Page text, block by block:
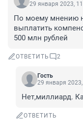
29 января 2023,
По моему мнению
выплатить
500 млн рублей
ОТВЕТИТЬ 2
Гость
29 января
Нет,миллиард.
ОТВЕТИТЬ